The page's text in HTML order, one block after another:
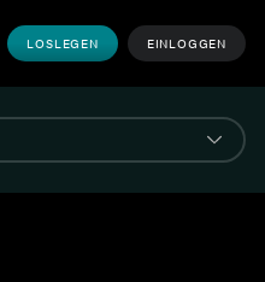
LOSLEGEN EINLOGGEN